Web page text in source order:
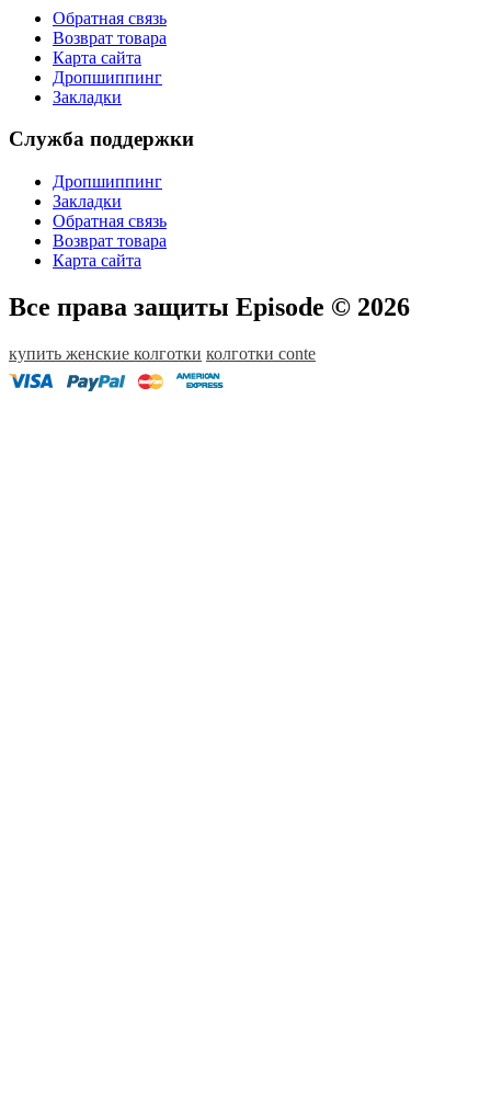
Обратная связь
Возврат товара
Карта сайта
Дропшиппинг
Закладки
Служба поддержки
Дропшиппинг
Закладки
Обратная связь
Возврат товара
Карта сайта
Все права защиты Episode © 2026
купить женские колготки колготки conte